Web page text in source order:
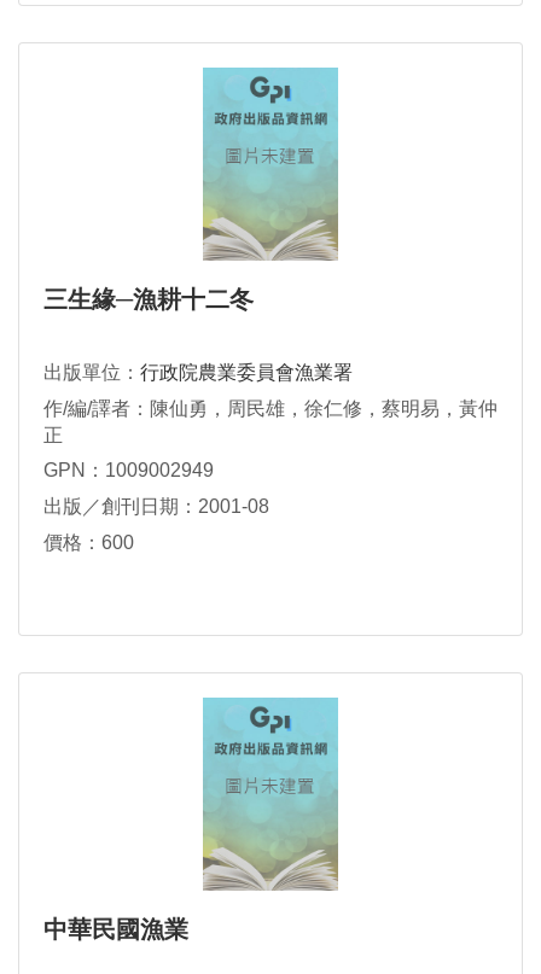
三生緣─漁耕十二冬
出版單位： 行政院農業委員會漁業署
作/編/譯者：陳仙勇，周民雄，徐仁修，蔡明易，黃仲
正
GPN：1009002949
出版／創刊日期：2001-08
價格：600
中華民國漁業